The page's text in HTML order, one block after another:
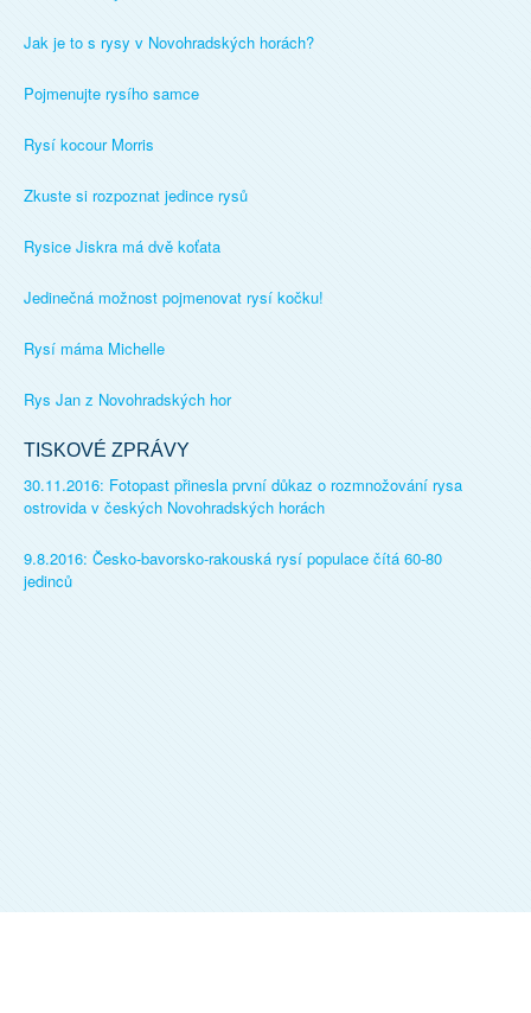
Jak je to s rysy v Novohradských horách?
Pojmenujte rysího samce
Rysí kocour Morris
Zkuste si rozpoznat jedince rysů
Rysice Jiskra má dvě koťata
Jedinečná možnost pojmenovat rysí kočku!
Rysí máma Michelle
Rys Jan z Novohradských hor
TISKOVÉ ZPRÁVY
30.11.2016: Fotopast přinesla první důkaz o rozmnožování rysa
ostrovida v českých Novohradských horách
9.8.2016: Česko-bavorsko-rakouská rysí populace čítá 60-80
jedinců